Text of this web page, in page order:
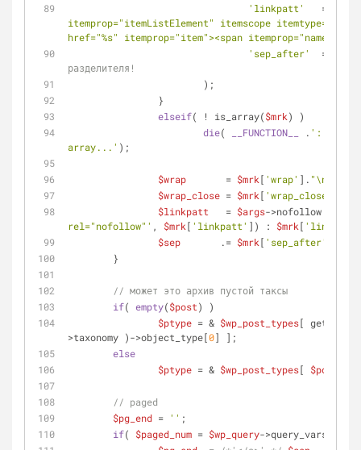
'linkpatt'
   =>
itemprop="itemListElement" itemscope
href="%s" itemprop="item"><span
'sep_after'
  =>
разделителя!
			);
		}
elseif( ! is_array($mrk) )
die( __FUNCTION__ . ':
array...' );
$wrap
       =
$mrk[ 'wrap' ]. "\n"
$wrap_close = $mrk[ 'wrap_close'
$linkpatt
   =
$args->nofollow ?
rel="nofollow"' , $mrk[ 'linkpatt' ]) : $mrk[ 'linkpatt'
$sep
       .=
$mrk[ 'sep_after'
	}
// может это архив пустой таксы
if( empty($post) )
$ptype = & $wp_post_types[
>taxonomy )->object_type[0] ];
else
$ptype = & $wp_post_types[ $post
// paged
$pg_end = '' ;
if( $paged_num = $wp_query->query_vars[